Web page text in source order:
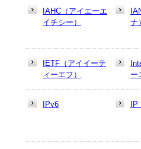
IAHC（アイエーエ
イチシー）
ナ
IETF（アイイーテ
ィーエフ）
ー
IPv6